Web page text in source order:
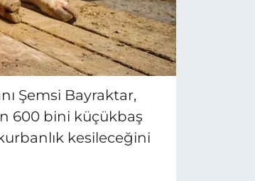
Şemsi Bayraktar,
600 bini küçükbaş
kesileceğini